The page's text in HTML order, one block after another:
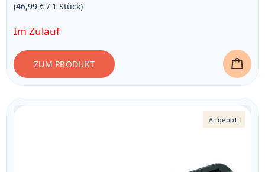
(46,99 € / 1 Stück)
Im Zulauf
ZUM PRODUKT
Angebot!